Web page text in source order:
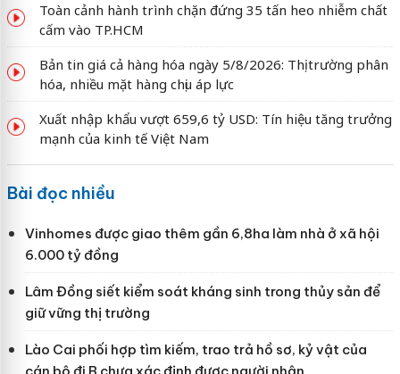
Toàn cảnh hành trình chặn đứng 35 tấn heo nhiễm chất
cấm vào TP.HCM
Bản tin giá cả hàng hóa ngày 5/8/2026: Thị trường phân
hóa, nhiều mặt hàng chịu áp lực
Xuất nhập khẩu vượt 659,6 tỷ USD: Tín hiệu tăng trưởng
mạnh của kinh tế Việt Nam
Bài đọc nhiều
Vinhomes được giao thêm gần 6,8ha làm nhà ở xã hội
6.000 tỷ đồng
Lâm Đồng siết kiểm soát kháng sinh trong thủy sản để
giữ vững thị trường
Lào Cai phối hợp tìm kiếm, trao trả hồ sơ, kỷ vật của